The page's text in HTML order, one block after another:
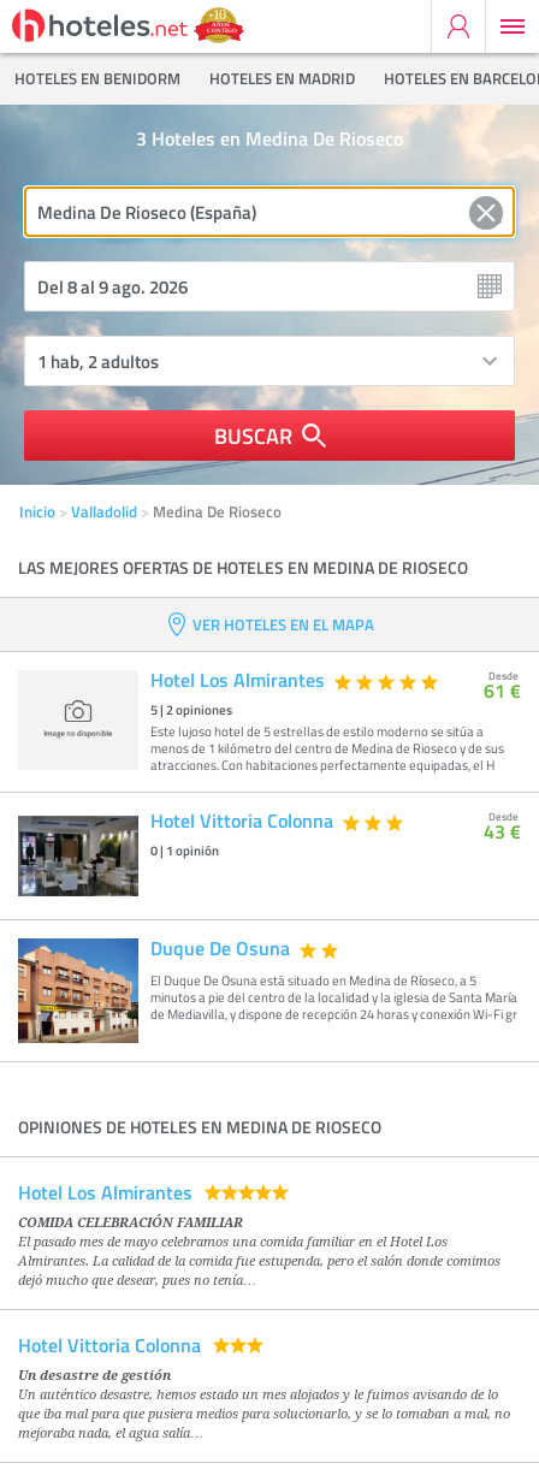
HOTELES EN BENIDORM HOTELES EN MADRID HOTELES EN
Hoteles en Medina De Rioseco
3
BUSCAR
Inicio Valladolid Medina De Rioseco
LAS MEJORES OFERTAS DE HOTELES EN MEDINA DE RIOSECO
VER HOTELES EN EL MAPA
Hotel Los Almirantes
5|2opiniones
Este lujoso hotel de 5 estrellas de estilo moderno se sitúa a
menos de 1 kilómetro del centro de Medina de Rioseco y de sus
atracciones. Con habitaciones perfectamente equipadas, el H
Desde
61 €
Hotel Vittoria Colonna
0| 1opinión
Desde
43 €
Duque De Osuna
El Duque De Osuna está situado en Medina de Ríoseco, a 5
minutos a pie del centro de la localidad y la iglesia de Santa María
de Mediavilla, y dispone de recepción 24 horas y conexión Wi-Fi gr
OPINIONES DE HOTELES EN MEDINA DE RIOSECO
Hotel Los Almirantes
COMIDA CELEBRACIÓN FAMILIAR
El pasado mes de mayo celebramos una comida familiar en el Hotel Los
Almirantes. La calidad de la comida fue estupenda, pero el salón donde comimos
dejó mucho que desear, pues no tenía…
Hotel Vittoria Colonna
Un desastre de gestión
Un auténtico desastre, hemos estado un mes alojados y le fuimos avisando de lo
que iba mal para que pusiera medios para solucionarlo, y se lo tomaban a mal, no
mejoraba nada, el agua salía…